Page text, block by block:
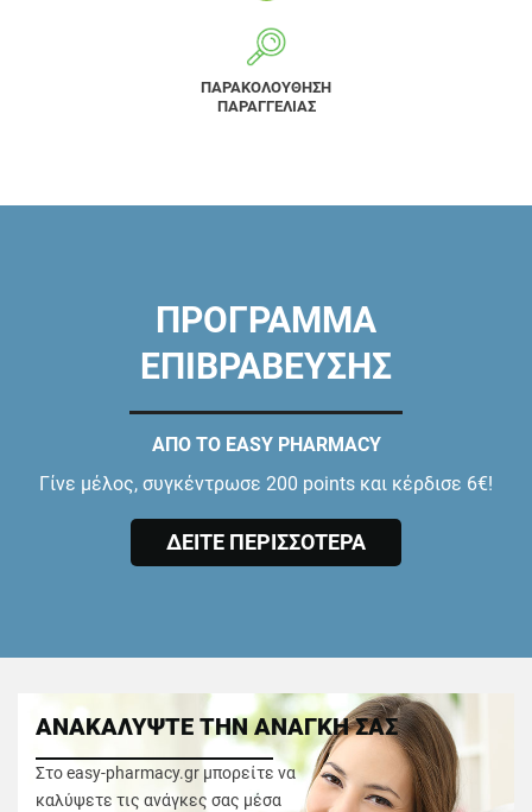
ΠΑΡΑΚΟΛΟΥΘΗΣΗ
ΠΑΡΑΓΓΕΛΙΑΣ
ΠΡΟΓΡΑΜΜΑ
ΕΠΙΒΡΑΒΕΥΣΗΣ
ΑΠΟ ΤΟ EASY PHARMACY
Γίνε μέλος, συγκέντρωσε 200 points και κέρδισε 6€!
ΔΕΙΤΕ ΠΕΡΙΣΣΟΤΕΡΑ
ΑΝΑΚΑΛΥΨΤΕ ΤΗΝ ΑΝΑΓΚΗ ΣΑΣ
Στο easy-pharmacy.gr μπορείτε να
καλύψετε τις ανάγκες σας μέσα